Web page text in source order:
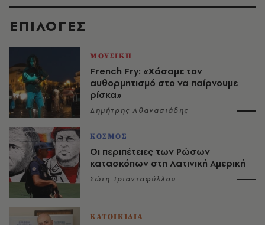
EΠΙΛΟΓΈΣ
ΜΟΥΣΙΚΗ
French Fry: «Χάσαμε τον
αυθορμητισμό στο να παίρνουμε
ρίσκα»
Δημήτρης Αθανασιάδης
ΚΟΣΜΟΣ
Οι περιπέτειες των Ρώσων
κατασκόπων στη Λατινική Αμερική
Σώτη Τριανταφύλλου
ΚΑΤΟΙΚΙΔΙΑ